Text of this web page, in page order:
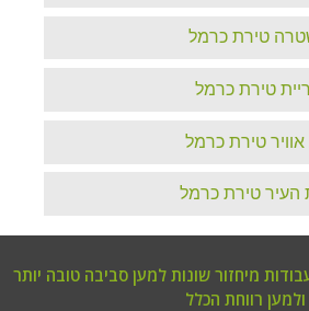
טירת כרמל
טירת כרמל
טירת כרמל
טירת כרמל
מיחזור שונות למען סביבה טובה יותר
רווחת הכלל